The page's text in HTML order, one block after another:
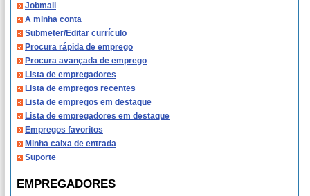
Jobmail
A minha conta
Submeter/Editar currículo
Procura rápida de emprego
Procura avançada de emprego
Lista de empregadores
Lista de empregos recentes
Lista de empregos em destaque
Lista de empregadores em destaque
Empregos favoritos
Minha caixa de entrada
Suporte
EMPREGADORES